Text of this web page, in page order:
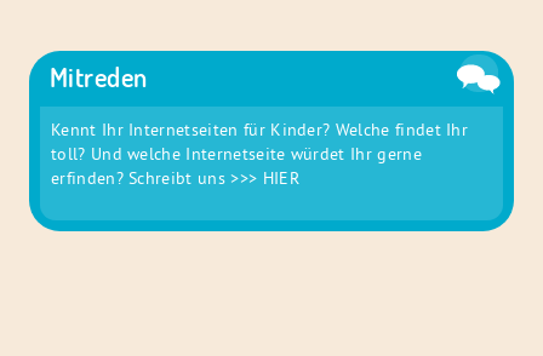
Mitreden
Kennt Ihr Internetseiten für Kinder? Welche findet Ihr
toll? Und welche Internetseite würdet Ihr gerne
erfinden? Schreibt uns>>> HIER